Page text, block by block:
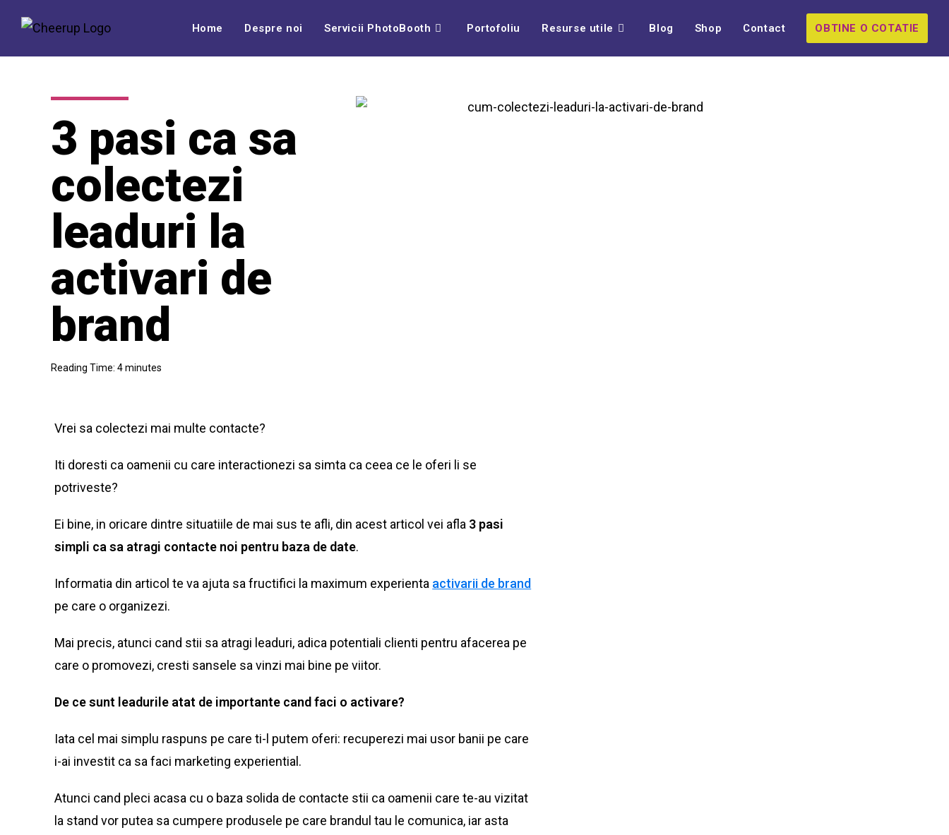
Home Despre noi Servicii PhotoBooth Portofoliu Resurse utile Blog Shop Contact OBTINE O COTATIE
3 pasi ca sa
colectezi
leaduri la
activari de
brand
Reading Time: 4 minutes
Vrei sa colectezi mai multe contacte?
Iti doresti ca oamenii cu care interactionezi sa simta ca ceea ce le oferi li se
potriveste?
Ei bine, in oricare dintre situatiile de mai sus te afli, din acest articol vei afla 3 pasi
simpli ca sa atragi contacte noi pentru baza de date.
Informatia din articol te va ajuta sa fructifici la maximum experienta activarii de brand
pe care o organizezi.
Mai precis, atunci cand stii sa atragi leaduri, adica potentiali clienti pentru afacerea pe
care o promovezi, cresti sansele sa vinzi mai bine pe viitor.
De ce sunt leadurile atat de importante cand faci o activare?
Iata cel mai simplu raspuns pe care ti-l putem oferi: recuperezi mai usor banii pe care
i-ai investit ca sa faci marketing experiential.
Atunci cand pleci acasa cu o baza solida de contacte stii ca oamenii care te-au vizitat
la stand vor putea sa cumpere produsele pe care brandul tau le comunica, iar asta